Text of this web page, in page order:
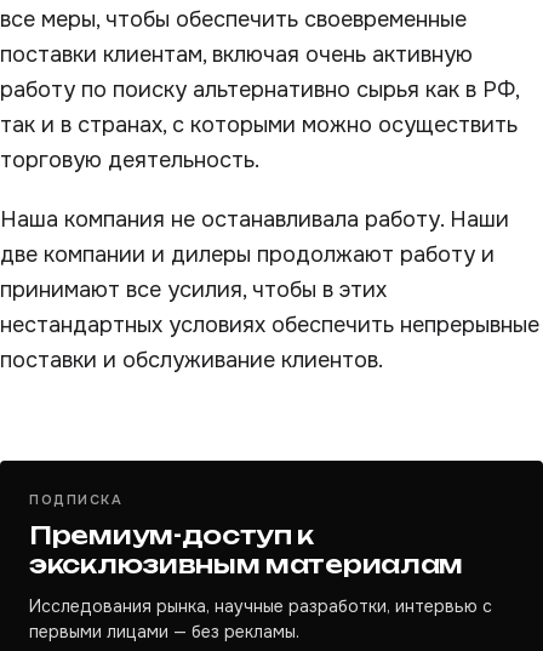
все меры, чтобы обеспечить своевременные
поставки клиентам, включая очень активную
работу по поиску альтернативно сырья как в РФ,
так и в странах, с которыми можно осуществить
торговую деятельность.
Наша компания не останавливала работу. Наши
две компании и дилеры продолжают работу и
принимают все усилия, чтобы в этих
нестандартных условиях обеспечить непрерывные
поставки и обслуживание клиентов.
ПОДПИСКА
Премиум-доступ к
эксклюзивным материалам
Исследования рынка, научные разработки, интервью с
первыми лицами — без рекламы.